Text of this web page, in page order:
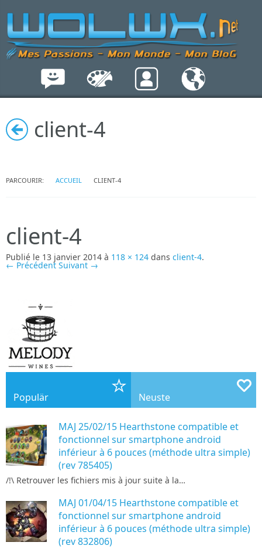
client-4
PARCOURIR: ACCUEIL CLIENT-4
client-4
Publié le 13 janvier 2014 à 118 × 124 dans client-4.
← Précédent Suivant →
Populär Neuste
MAJ 25/02/15 Hearthstone compatible et
fonctionnel sur smartphone android
inférieur à 6 pouces (méthode ultra simple)
(rev 785405)
/!\ Retrouver les fichiers mis à jour suite à la…
MAJ 01/04/15 Hearthstone compatible et
fonctionnel sur smartphone android
inférieur à 6 pouces (méthode ultra simple)
(rev 832806)